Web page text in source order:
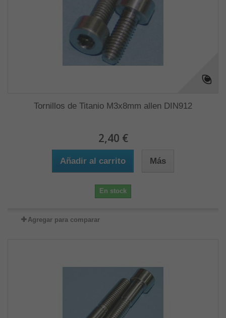
Tornillos de Titanio M3x8mm allen DIN912
2,40 €
Añadir al carrito Más
En stock
Agregar para comparar